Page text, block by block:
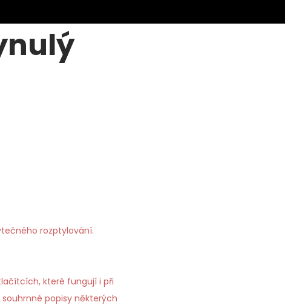
rozptylování.
které fungují i při
souhrnné popisy některých